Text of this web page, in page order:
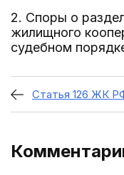
2. Споры о
жилищного
судебном
Статья 126 ЖК